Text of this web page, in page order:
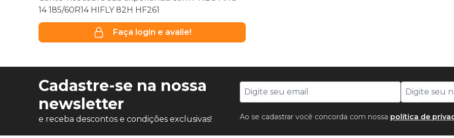
14 185/60R14 HIFLY 82H HF261
Faça login e avalie!
Cadastre-se na nossa
newsletter
e receba descontos e condições exclusivas! Ao se cadastrar você concorda com nossa política de